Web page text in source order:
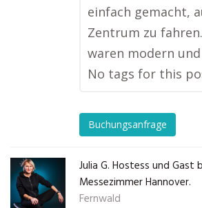
einfach gemacht,
Zentrum zu
waren modern
No tags for this
Buchungsanfrage
Julia G. Hostess und Gast
Messezimmer Hannover.
Fernwald